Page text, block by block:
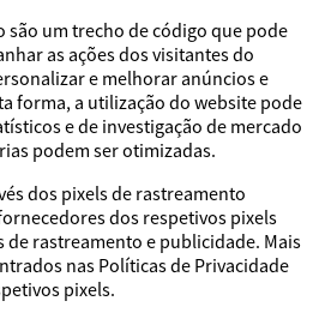
são um trecho de código que pode
as ações dos visitantes do
e melhorar anúncios e
forma, a utilização do website pode
e de investigação de mercado
podem ser otimizadas.
dos pixels de rastreamento
dos respetivos pixels
de rastreamento e publicidade. Mais
nas Políticas de Privacidade
pixels.